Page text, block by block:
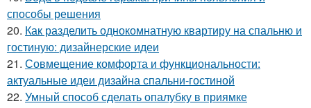
способы решения
20. Как разделить однокомнатную квартиру на спальню и
гостиную: дизайнерские идеи
21. Совмещение комфорта и функциональности:
актуальные идеи дизайна спальни-гостиной
22. Умный способ сделать опалубку в приямке